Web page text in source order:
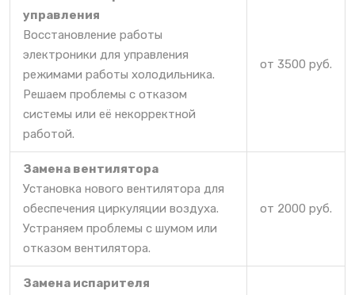
управления
Восстановление работы
электроники для управления
режимами работы холодильника.
Решаем проблемы с отказом
системы или её некорректной
работой.
от 3500 руб.
Замена вентилятора
Установка нового вентилятора для
обеспечения циркуляции воздуха.
Устраняем проблемы с шумом или
отказом вентилятора.
от 2000 руб.
Замена испарителя